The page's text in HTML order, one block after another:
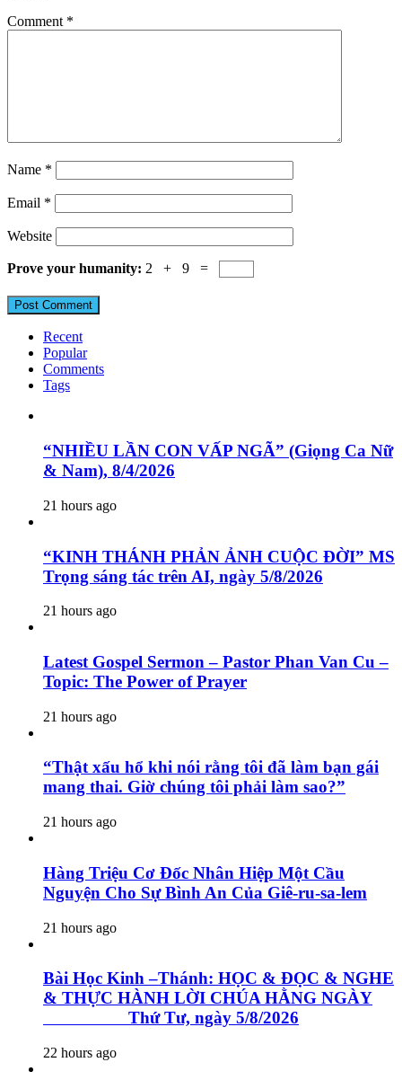
Comment *
Name *
Email *
Website
Prove your humanity: 2 + 9 =
Recent
Popular
Comments
Tags
“NHIỀU LẦN CON VẤP NGÃ” (Giọng Ca Nữ
& Nam), 8/4/2026
21 hours ago
“KINH THÁNH PHẢN ẢNH CUỘC ĐỜI” MS
Trọng sáng tác trên AI, ngày 5/8/2026
21 hours ago
Latest Gospel Sermon – Pastor Phan Van Cu –
Topic: The Power of Prayer
21 hours ago
“Thật xấu hổ khi nói rằng tôi đã làm bạn gái
mang thai. Giờ chúng tôi phải làm sao?”
21 hours ago
Hàng Triệu Cơ Đốc Nhân Hiệp Một Cầu
Nguyện Cho Sự Bình An Của Giê-ru-sa-lem
21 hours ago
Bài Học Kinh –Thánh: HỌC & ĐỌC & NGHE
& THỰC HÀNH LỜI CHÚA HẰNG NGÀY
Thứ Tư, ngày 5/8/2026
22 hours ago